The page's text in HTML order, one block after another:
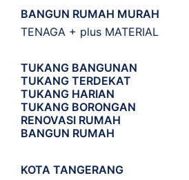
BANGUN RUMAH MURAH
TENAGA + plus MATERIAL
TUKANG BANGUNAN
TUKANG TERDEKAT
TUKANG HARIAN
TUKANG BORONGAN
RENOVASI RUMAH
BANGUN RUMAH
KOTA TANGERANG